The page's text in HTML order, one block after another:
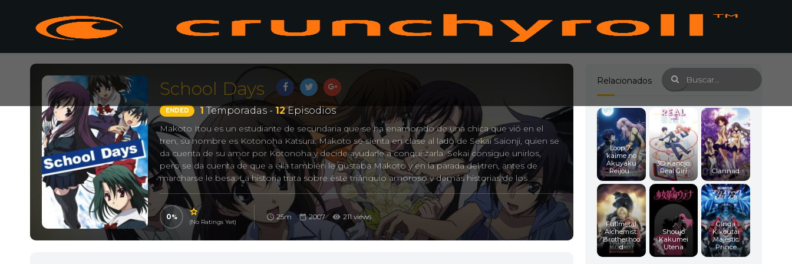
School Days
ENDED 1 Temporadas - 12Episodios
Makoto Itou es un estudiante de secundaria que se ha enamorado de una chica que vió en el
tren, su nombre es Kotonoha Katsura. Makoto se sienta en clase al lado de Sekai Saionji, quien se
da cuenta de su amor por Kotonoha y decide ayudarle a conquistarla. Sekai consigue unirlos,
pero se da cuenta de que a ella también le gustaba Makoto y en la parada del tren, antes de
marcharse le besa. La historia trata sobre éste triángulo amoroso y demás historias de los
compañeros de clase.
0
(No Ratings Yet)
25m 2007 211 views
Relacionados
Loop 7-
kaime no
Akuyaku
Reijou...
3D Kanojo:
Real Girl
Clannad
Fullmetal
Alchemist:
Brotherhoo
d
Shoujo
Kakumei
Utena
Ginga
Kikoutai
Majestic
Prince